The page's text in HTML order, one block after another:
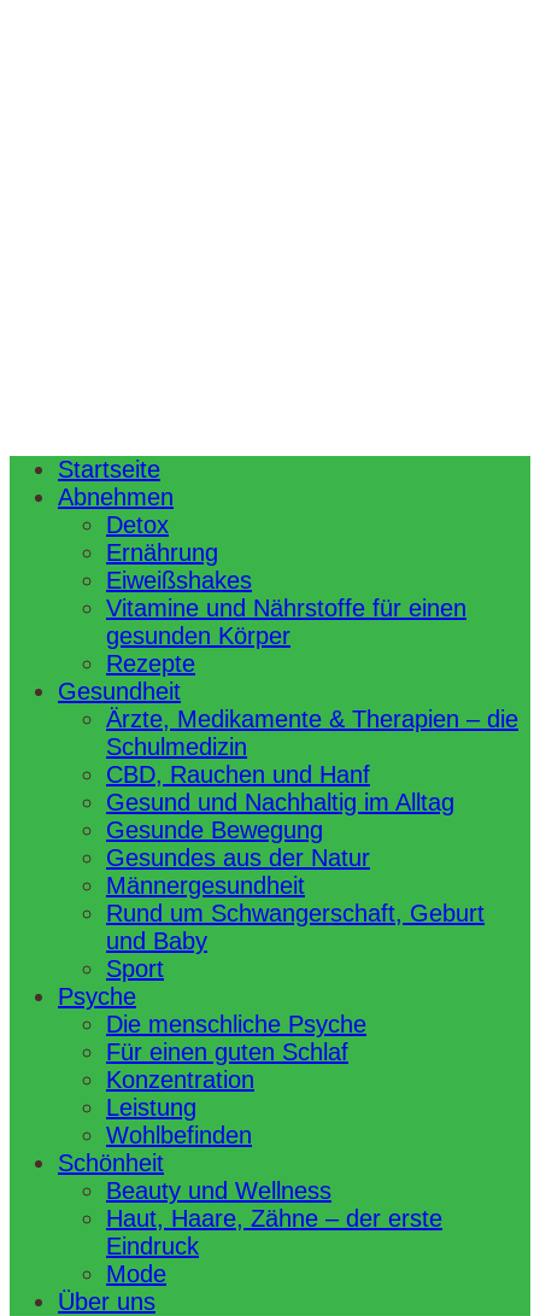
Startseite
Abnehmen
Detox
Ernährung
Eiweißshakes
Vitamine und Nährstoffe für einen
gesunden Körper
Rezepte
Gesundheit
Ärzte, Medikamente & Therapien – die
Schulmedizin
CBD, Rauchen und Hanf
Gesund und Nachhaltig im Alltag
Gesunde Bewegung
Gesundes aus der Natur
Männergesundheit
Rund um Schwangerschaft, Geburt
und Baby
Sport
Psyche
Die menschliche Psyche
Für einen guten Schlaf
Konzentration
Leistung
Wohlbefinden
Schönheit
Beauty und Wellness
Haut, Haare, Zähne – der erste
Eindruck
Mode
Über uns